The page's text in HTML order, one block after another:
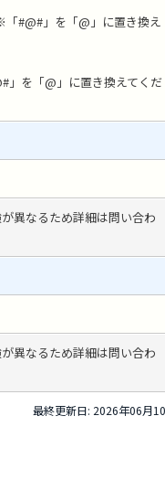
#@#」を「@」に置き換え
を「@」に置き換えてくだ
異なるため詳細は問い合わ
異なるため詳細は問い合わ
最終更新日: 2026年06月